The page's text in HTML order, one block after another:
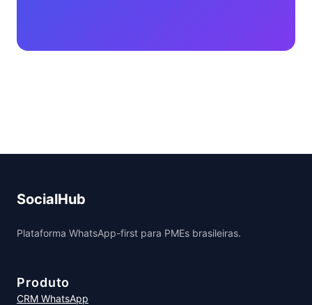
SocialHub
Plataforma WhatsApp-first para PMEs brasileiras.
Produto
CRM WhatsApp